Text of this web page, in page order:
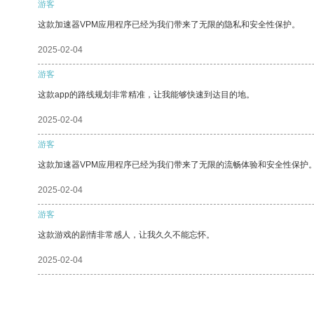
游客
这款加速器VPM应用程序已经为我们带来了无限的隐私和安全性保护。
2025-02-04
游客
这款app的路线规划非常精准，让我能够快速到达目的地。
2025-02-04
游客
这款加速器VPM应用程序已经为我们带来了无限的流畅体验和安全性保护
2025-02-04
游客
这款游戏的剧情非常感人，让我久久不能忘怀。
2025-02-04